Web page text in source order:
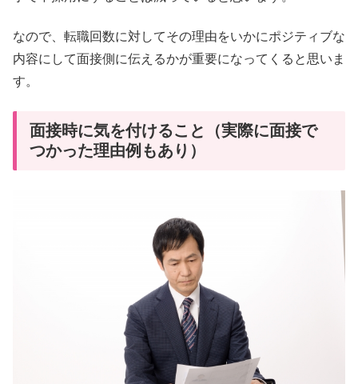
なので、転職回数に対してその理由をいかにポジティブな
内容にして面接側に伝えるかが重要になってくると思いま
す。
面接時に気を付けること（実際に面接で
つかった理由例もあり）